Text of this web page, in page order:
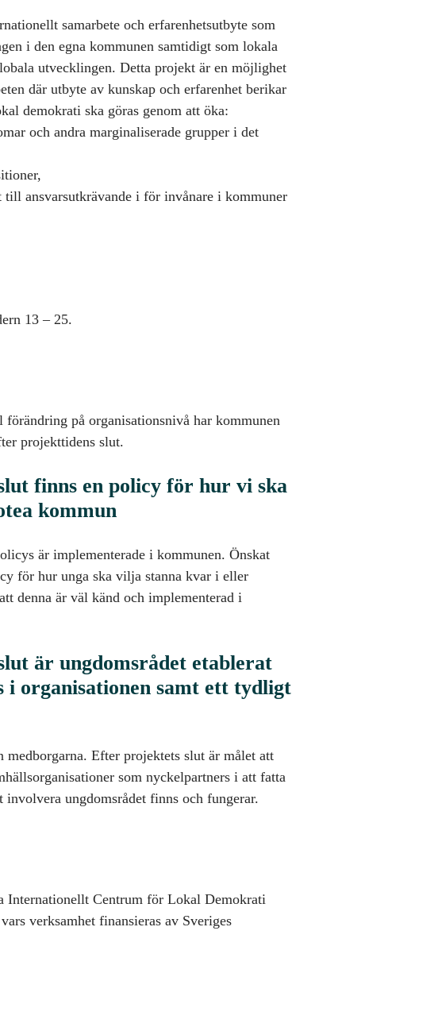
samarbete och erfarenhetsutbyte som
i den egna kommunen samtidigt som lokala
utvecklingen. Detta projekt är en möjlighet
där utbyte av kunskap och erfarenhet berikar
demokrati ska göras genom att öka:
och andra marginaliserade grupper i det
till ansvarsutkrävande i för invånare i kommuner
13 – 25.
på organisationsnivå har kommunen
projekttidens slut.
finns en policy för hur vi ska
kommun
är implementerade i kommunen. Önskat
för hur unga ska vilja stanna kvar i eller
denna är väl känd och implementerad i
är ungdomsrådet etablerat
i organisationen samt ett tydligt
Efter projektets slut är målet att
som nyckelpartners i att fatta
involvera ungdomsrådet finns och fungerar.
Internationellt Centrum för Lokal Demokrati
verksamhet finansieras av Sveriges